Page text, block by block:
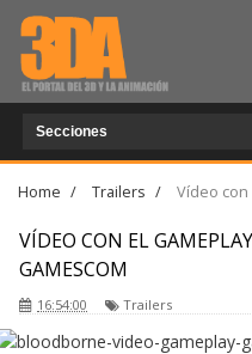
Home / Trailers /
Vídeo
VÍDEO CON EL
GAMESCOM
16:54:00 Trailers